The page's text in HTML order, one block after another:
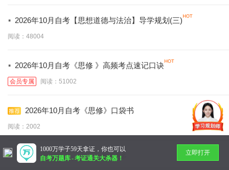
· 2026年10月自考【思想道德与法治】导学规划(三)
阅读：48004
· 2026年10月自考《思修 》高频考点速记口诀
会员专属 阅读：51002
2026年10月自考《思修》口袋书
阅读：2002
暂无更多
1000万学子59天拿证，你也可以
自考万题库-考证通关大杀器！
立即打开